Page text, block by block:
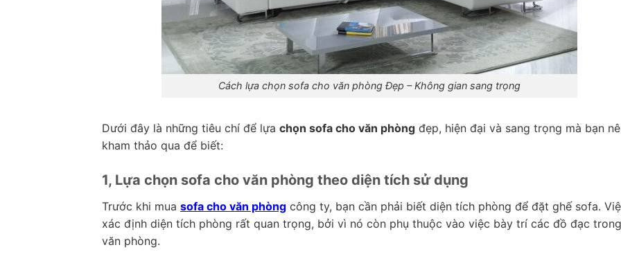
Cách lựa chọn sofa cho văn phòng Đẹp – Không gian sang trọng
Dưới đây là những tiêu chí để lựa chọn sofa cho văn phòng đẹp, hiện đại và sang trọng mà bạn
kham thảo qua để biết:
1, Lựa chọn sofa cho văn phòng theo diện tích sử dụng
Trước khi mua sofa cho văn phòng công ty, bạn cần phải biết diện tích phòng để đặt ghế sofa.
xác định diện tích phòng rất quan trọng, bởi vì nó còn phụ thuộc vào việc bày trí các đồ đạc trong
văn phòng.